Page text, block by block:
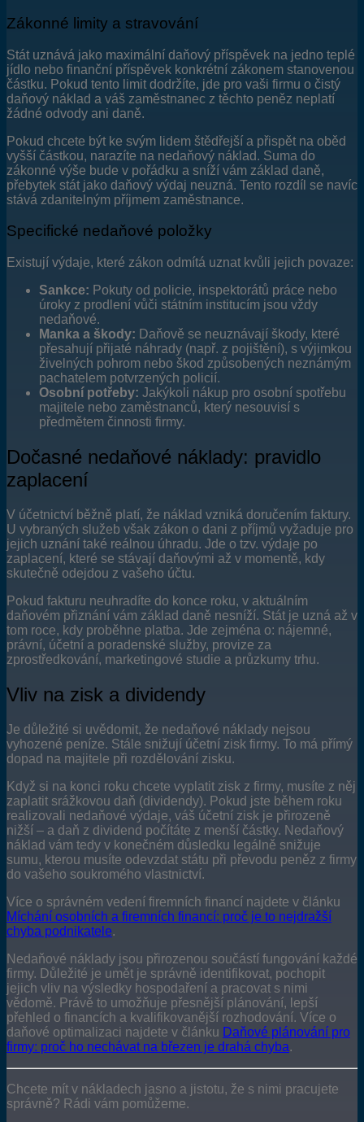
Zákonné limity a stravování
Stát uznává jako maximální daňový příspěvek na jedno teplé
jídlo nebo finanční příspěvek konkrétní zákonem stanovenou
částku. Pokud tento limit dodržíte, jde pro vaši firmu o čistý
daňový náklad a váš zaměstnanec z těchto peněz neplatí
žádné odvody ani daně.
Pokud chcete být ke svým lidem štědřejší a přispět na oběd
vyšší částkou, narazíte na nedaňový náklad. Suma do
zákonné výše bude v pořádku a sníží vám základ daně,
přebytek stát jako daňový výdaj neuzná. Tento rozdíl se navíc
stává zdanitelným příjmem zaměstnance.
Specifické nedaňové položky
Existují výdaje, které zákon odmítá uznat kvůli jejich povaze:
Sankce: Pokuty od policie, inspektorátů práce nebo
úroky z prodlení vůči státním institucím jsou vždy
nedaňové.
Manka a škody: Daňově se neuznávají škody, které
přesahují přijaté náhrady (např. z pojištění), s výjimkou
živelných pohrom nebo škod způsobených neznámým
pachatelem potvrzených policií.
Osobní potřeby: Jakýkoli nákup pro osobní spotřebu
majitele nebo zaměstnanců, který nesouvisí s
předmětem činnosti firmy.
Dočasné nedaňové náklady: pravidlo
zaplacení
V účetnictví běžně platí, že náklad vzniká doručením faktury.
U vybraných služeb však zákon o dani z příjmů vyžaduje pro
jejich uznání také reálnou úhradu. Jde o tzv. výdaje po
zaplacení, které se stávají daňovými až v momentě, kdy
skutečně odejdou z vašeho účtu.
Pokud fakturu neuhradíte do konce roku, v aktuálním
daňovém přiznání vám základ daně nesníží. Stát je uzná až v
tom roce, kdy proběhne platba. Jde zejména o: nájemné,
právní, účetní a poradenské služby, provize za
zprostředkování, marketingové studie a průzkumy trhu.
Vliv na zisk a dividendy
Je důležité si uvědomit, že nedaňové náklady nejsou
vyhozené peníze. Stále snižují účetní zisk firmy. To má přímý
dopad na majitele při rozdělování zisku.
Když si na konci roku chcete vyplatit zisk z firmy, musíte z něj
zaplatit srážkovou daň (dividendy). Pokud jste během roku
realizovali nedaňové výdaje, váš účetní zisk je přirozeně
nižší – a daň z dividend počítáte z menší částky. Nedaňový
náklad vám tedy v konečném důsledku legálně snižuje
sumu, kterou musíte odevzdat státu při převodu peněz z firmy
do vašeho soukromého vlastnictví.
Více o správném vedení firemních financí najdete v článku
Míchání osobních a firemních financí: proč je to nejdražší
chyba podnikatele.
Nedaňové náklady jsou přirozenou součástí fungování každé
firmy. Důležité je umět je správně identifikovat, pochopit
jejich vliv na výsledky hospodaření a pracovat s nimi
vědomě. Právě to umožňuje přesnější plánování, lepší
přehled o financích a kvalifikovanější rozhodování. Více o
daňové optimalizaci najdete v článku Daňové plánování pro
firmy: proč ho nechávat na březen je drahá chyba.
Chcete mít v nákladech jasno a jistotu, že s nimi pracujete
správně? Rádi vám pomůžeme.